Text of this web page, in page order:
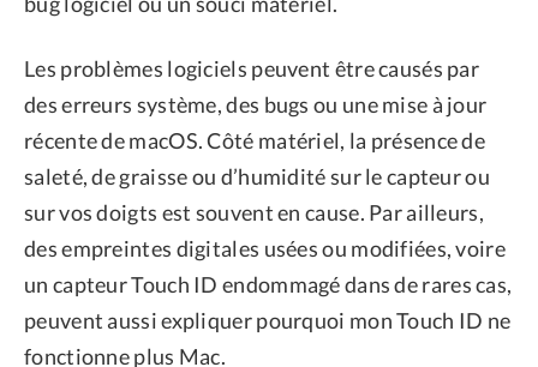
Les problèmes logiciels peuvent être causés par
des erreurs système, des bugs ou une mise à jour
récente de macOS. Côté matériel, la présence de
saleté, de graisse ou d’humidité sur le capteur ou
sur vos doigts est souvent en cause. Par ailleurs,
des empreintes digitales usées ou modifiées, voire
un capteur Touch ID endommagé dans de rares cas,
peuvent aussi expliquer pourquoi mon Touch ID ne
fonctionne plus Mac.